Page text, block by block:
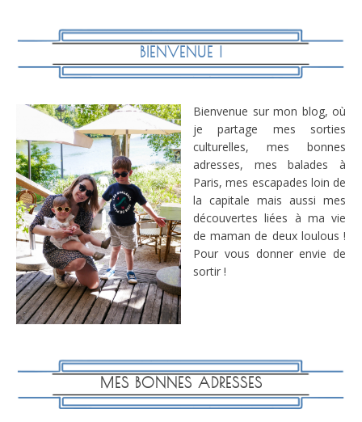
BIENVENUE !
Bienvenue sur mon blog, où
je partage mes sorties
culturelles, mes bonnes
adresses, mes balades à
Paris, mes escapades loin de
la capitale mais aussi mes
découvertes liées à ma vie
de maman de deux loulous !
Pour vous donner envie de
sortir !
MES BONNES ADRESSES